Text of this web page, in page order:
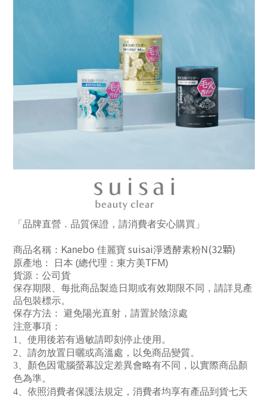
「品牌直營．品質保證，請消費者安心購買」
商品名稱： Kanebo 佳麗寶 suisai淨透酵素粉N(32顆)
原產地： 日本 (總代理：東方美TFM)
貨源：公司貨
保存期限、每批商品製造日期或有效期限不同，請詳見產
品包裝標示。
保存方法： 避免陽光直射，請置於陰涼處
注意事項：
1
、使用後若有過敏請即刻停止使用。
2 、請勿放置日曬或高溫處，以免商品變質。
3 、顏色因電腦螢幕設定差異會略有不同，以實際商品顏
色為準。
4 、依照消費者保護法規定，消費者均享有產品到貨七天